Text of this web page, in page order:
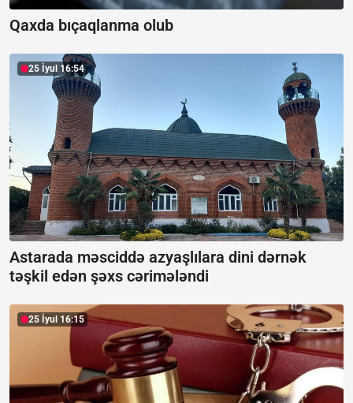
Qaxda bıçaqlanma olub
25 İyul 16:54
Astarada məsciddə azyaşlılara dini dərnək
təşkil edən şəxs cərimələndi
25 İyul 16:15